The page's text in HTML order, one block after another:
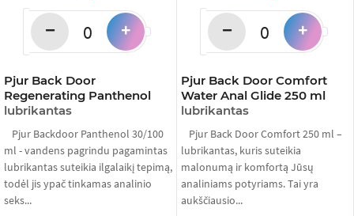
Pjur Back Door
Regenerating Panthenol
lubrikantas
− +
Pjur Backdoor Panthenol 30/100
ml - vandens pagrindu pagamintas
lubrikantas suteikia ilgalaikį tepimą,
todėl jis ypač tinkamas analinio
seks...
Pjur Back Door Comfort
Water Anal Glide 250 ml
lubrikantas
− +
Pjur Back Door Comfort 250 ml –
lubrikantas, kuris suteikia
malonumą ir komfortą Jūsų
analiniams potyriams. Tai yra
aukščiausio...